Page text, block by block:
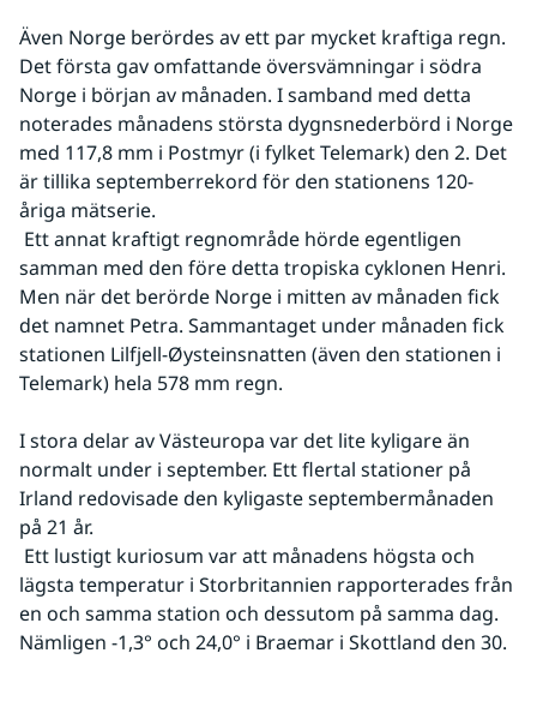
Även Norge berördes av ett par mycket kraftiga regn.
Det första gav omfattande översvämningar i södra
Norge i början av månaden. I samband med detta
noterades månadens största dygnsnederbörd i Norge
med 117,8 mm i Postmyr (i fylket Telemark) den 2. Det
är tillika septemberrekord för den stationens 120-
åriga mätserie.
samman med den före detta tropiska cyklonen Henri.
Men när det berörde Norge i mitten av månaden fick
det namnet Petra. Sammantaget under månaden fick
stationen Lilfjell-Øysteinsnatten (även den stationen i
Telemark) hela 578 mm regn.
I stora delar av Västeuropa var det lite kyligare än
normalt under i september. Ett flertal stationer på
Irland redovisade den kyligaste septembermånaden
på 21 år.
lägsta temperatur i Storbritannien rapporterades från
en och samma station och dessutom på samma dag.
Nämligen -1,3° och 24,0° i Braemar i Skottland den 30.